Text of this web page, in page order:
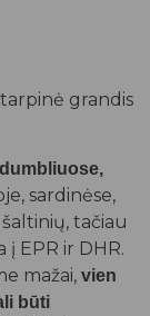
grandis
sardinėse,
tačiau
EPR ir DHR.
mažai, vien
būti